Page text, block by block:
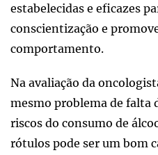
estabelecidas e eficazes
conscientização e
comportamento.
Na avaliação da
mesmo problema de falta
riscos do consumo de
rótulos pode ser um bom